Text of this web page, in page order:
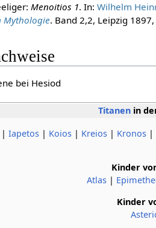
Menoitios 1. In: Wilhelm
Mythologie. Band 2,2, Leipzig
bei Hesiod
Titanen in
|Iapetos | Koios | Kreios | Kronos |
Kinder
Atlas |
Kinder